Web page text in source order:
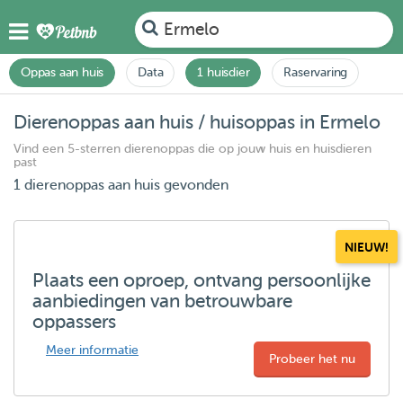
Ermelo
Oppas aan huis Data 1 huisdier Raservaring
Dierenoppas aan huis / huisoppas in Ermelo
Vind een 5-sterren dierenoppas die op jouw huis en huisdieren
past
1 dierenoppas aan huis gevonden
NIEUW!
Plaats een oproep, ontvang persoonlijke
aanbiedingen van betrouwbare
oppassers
Meer informatie
Probeer het nu